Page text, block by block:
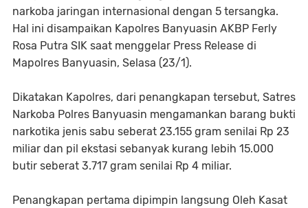
narkoba jaringan internasional dengan 5 tersangka.
Hal ini disampaikan Kapolres Banyuasin AKBP Ferly
Rosa Putra SIK saat menggelar Press Release di
Mapolres Banyuasin, Selasa (23/1).
Dikatakan Kapolres, dari penangkapan tersebut, Satres
Narkoba Polres Banyuasin mengamankan barang bukti
narkotika jenis sabu seberat 23.155 gram senilai Rp 23
miliar dan pil ekstasi sebanyak kurang lebih 15.000
butir seberat 3.717 gram senilai Rp 4 miliar.
Penangkapan pertama dipimpin langsung Oleh Kasat